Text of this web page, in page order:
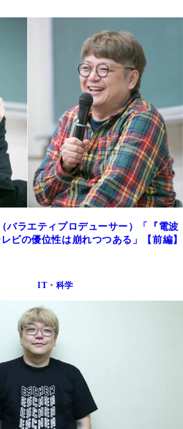
バラエティプロデューサー）「『電波
ビの優位性は崩れつつある」【前編】
IT・科学